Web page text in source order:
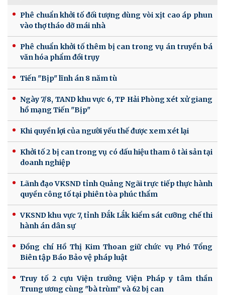
Phê chuẩn khởi tố đối tượng dùng vòi xịt cao áp phun
vào thợ tháo dỡ mái nhà
Phê chuẩn khởi tố thêm bị can trong vụ án truyền bá
văn hóa phẩm đồi trụy
Tiến "Bịp" lĩnh án 8 năm tù
Ngày 7/8, TAND khu vực 6, TP Hải Phòng xét xử giang
hồ mạng Tiến "Bịp"
Khi quyền lợi của người yếu thế được xem xét lại
Khởi tố 2 bị can trong vụ có dấu hiệu tham ô tài sản tại
doanh nghiệp
Lãnh đạo VKSND tỉnh Quảng Ngãi trực tiếp thực hành
quyền công tố tại phiên tòa phúc thẩm
VKSND khu vực 7, tỉnh Đắk Lắk kiểm sát cưỡng chế thi
hành án dân sự
Đồng chí Hồ Thị Kim Thoan giữ chức vụ Phó Tổng
Biên tập Báo Bảo vệ pháp luật
Truy tố 2 cựu Viện trưởng Viện Pháp y tâm thần
Trung ương cùng "bà trùm” và 62 bị can